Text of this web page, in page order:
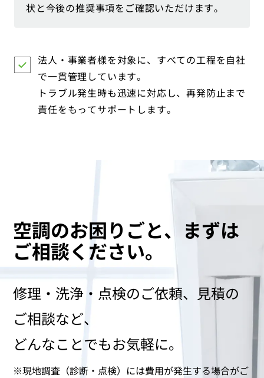
状と今後の推奨事項をご確認いただけます。
法人・事業者様を対象に、すべての工程を自社
で一貫管理しています。
トラブル発生時も迅速に対応し、再発防止まで
責任をもってサポートします。
空調のお困りごと、 まずは
ご相談ください。
修理・洗浄・点検のご依頼、見積の
ご相談など、
どんなことでもお気軽に。
※現地調査（診断・点検）には費用が発生する場合がご